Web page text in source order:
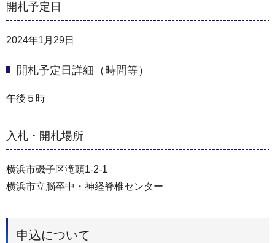
開札予定日
2024年1月29日
開札予定日詳細（時間等）
午後５時
入札・開札場所
横浜市磯子区滝頭1-2-1
横浜市立脳卒中・神経脊椎センター
申込について